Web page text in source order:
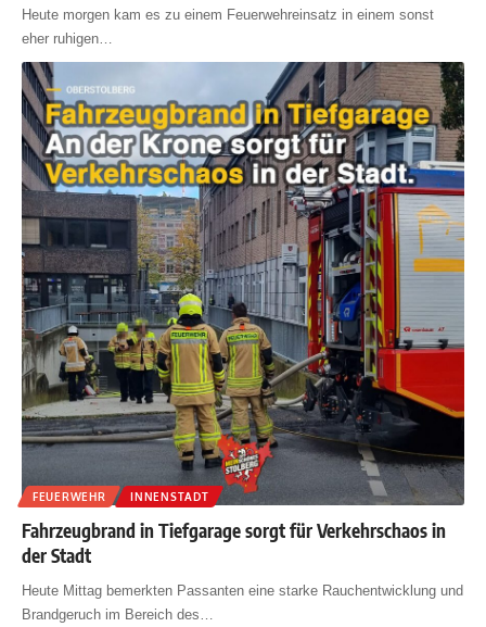
Heute morgen kam es zu einem Feuerwehreinsatz in einem sonst
eher ruhigen
FEUERWEHR INNENSTADT
Fahrzeugbrand in Tiefgarage sorgt für Verkehrschaos in
der Stadt
Heute Mittag bemerkten Passanten eine starke Rauchentwicklung und
Brandgeruch im Bereich des